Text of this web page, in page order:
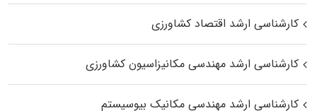
کارشناسی ارشد اقتصاد کشاورزی
کارشناسی ارشد مهندسی مکانیزاسیون کشاورزی
کارشناسی ارشد مهندسی مکانیک بیوسیستم